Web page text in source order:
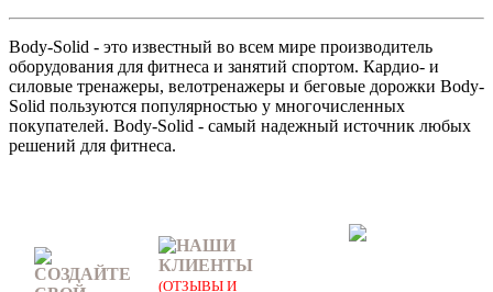
Body-Solid - это известный во всем мире производитель
оборудования для фитнеса и занятий спортом. Кардио- и
силовые тренажеры, велотренажеры и беговые дорожки Body-
Solid пользуются популярностью у многочисленных
покупателей. Body-Solid - самый надежный источник любых
решений для фитнеса.
СОЗДАЙТЕ
НАШИ
КЛИЕНТЫ
(ОТЗЫВЫ И